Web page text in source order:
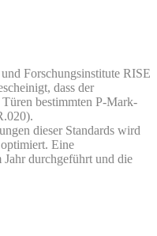
Forschungsinstitute RISE
dass der
bestimmten P-Mark-
dieser Standards wird
Eine
durchgeführt und die